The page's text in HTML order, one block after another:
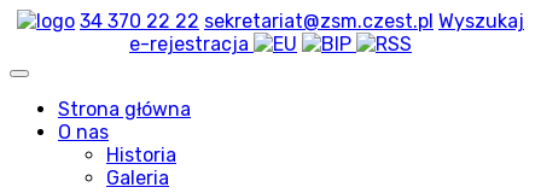
34 370 22 22 sekretariat@zsm.czest.pl Wyszukaj
e-rejestracja
Strona główna
O nas
Historia
Galeria